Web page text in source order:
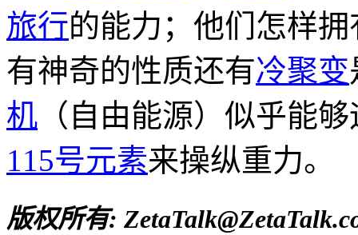
旅行的能力；他们怎样
有神奇的性质还有冷聚变
机 （自由能源）似乎能
115号元素来操纵重力。
版权所有: